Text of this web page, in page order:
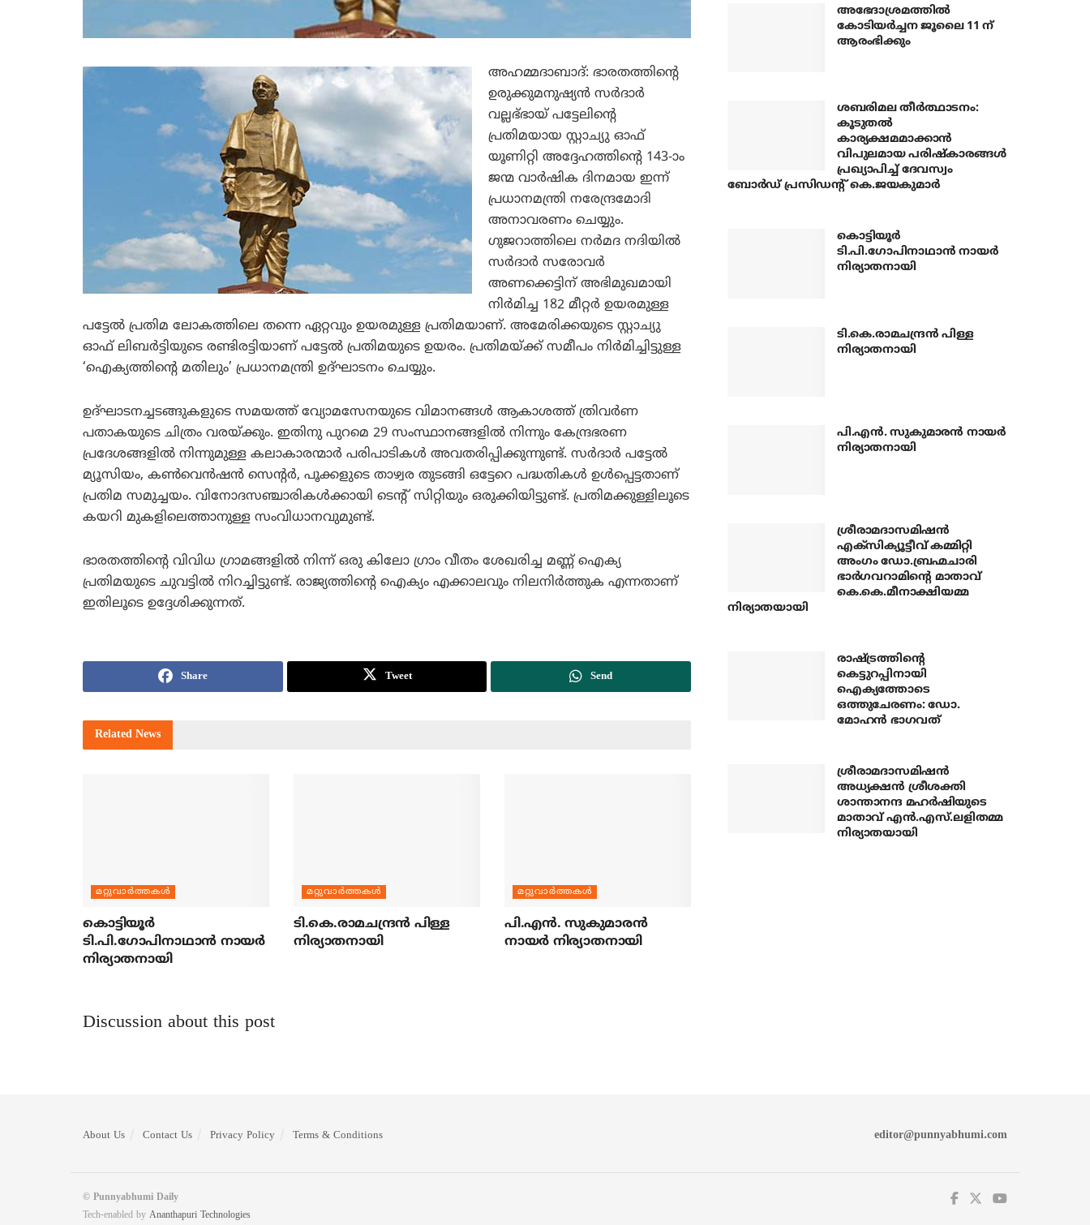
അഹമ്മദാബാദ്: ഭാരതത്തിന്റെ
ഉരുക്കുമനുഷ്യന്‍ സര്‍ദാര്‍
വല്ലഭ്ഭായ് പട്ടേലിന്റെ
പ്രതിമയായ സ്റ്റാച്യു ഓഫ്
യൂണിറ്റി അദ്ദേഹത്തിന്റെ 143-ാം
ജന്മ വാര്‍ഷിക ദിനമായ ഇന്ന്
പ്രധാനമന്ത്രി നരേന്ദ്രമോദി
അനാവരണം ചെയ്യും.
ഗുജറാത്തിലെ നര്‍മദ നദിയില്‍
സര്‍ദാര്‍ സരോവര്‍
അണക്കെട്ടിന് അഭിമുഖമായി
നിര്‍മിച്ച 182 മീറ്റര്‍ ഉയരമുള്ള
പട്ടേല്‍ പ്രതിമ ലോകത്തിലെ തന്നെ ഏറ്റവും ഉയരമുള്ള പ്രതിമയാണ്. അമേരിക്കയുടെ സ്റ്റാച്യു
ഓഫ് ലിബര്‍ട്ടിയുടെ രണ്ടിരട്ടിയാണ് പട്ടേല്‍ പ്രതിമയുടെ ഉയരം. പ്രതിമയ്ക്ക് സമീപം നിര്‍മിച്ചിട്ടുള്ള
‘ഐക്യത്തിന്റെ മതിലും’ പ്രധാനമന്ത്രി ഉദ്ഘാടനം ചെയ്യും.
ഉദ്ഘാടനച്ചടങ്ങുകളുടെ സമയത്ത് വ്യോമസേനയുടെ വിമാനങ്ങള്‍ ആകാശത്ത് ത്രിവര്‍ണ
പതാകയുടെ ചിത്രം വരയ്ക്കും. ഇതിനു പുറമെ 29 സംസ്ഥാനങ്ങളില്‍ നിന്നും കേന്ദ്രഭരണ
പ്രദേശങ്ങളില്‍ നിന്നുമുള്ള കലാകാരന്മാര്‍ പരിപാടികള്‍ അവതരിപ്പിക്കുന്നുണ്ട്. സര്‍ദാര്‍ പട്ടേല്‍
മ്യൂസിയം, കണ്‍വെന്‍ഷന്‍ സെന്റര്‍, പൂക്കളുടെ താഴ്വര തുടങ്ങി ഒട്ടേറെ പദ്ധതികള്‍ ഉള്‍പ്പെട്ടതാണ്
പ്രതിമ സമുച്ചയം. വിനോദസഞ്ചാരികള്‍ക്കായി ടെന്റ് സിറ്റിയും ഒരുക്കിയിട്ടുണ്ട്. പ്രതിമക്കുള്ളിലൂടെ
കയറി മുകളിലെത്താനുള്ള സംവിധാനവുമുണ്ട്.
ഭാരതത്തിന്റെ വിവിധ ഗ്രാമങ്ങളില്‍ നിന്ന് ഒരു കിലോ ഗ്രാം വീതം ശേഖരിച്ച മണ്ണ് ഐക്യ
പ്രതിമയുടെ ചുവട്ടില്‍ നിറച്ചിട്ടുണ്ട്. രാജ്യത്തിന്റെ ഐക്യം എക്കാലവും നിലനിര്‍ത്തുക എന്നതാണ്
ഇതിലൂടെ ഉദ്ദേശിക്കുന്നത്.
Share Tweet Send
Related News
മറ്റുവാര്‍ത്തകള്‍
കൊട്ടിയൂര്‍
ടി.പി.ഗോപിനാഥാന്‍ നായര്‍
നിര്യാതനായി
മറ്റുവാര്‍ത്തകള്‍
ടി.കെ.രാമചന്ദ്രന്‍ പിള്ള
നിര്യാതനായി
മറ്റുവാര്‍ത്തകള്‍
പി.എന്‍. സുകുമാരന്‍
നായര്‍ നിര്യാതനായി
Discussion about this post
അഭേദാശ്രമത്തില്‍
കോടിയര്‍ച്ചന ജൂലൈ 11 ന്
ആരംഭിക്കും
ശബരിമല തീര്‍ത്ഥാടനം:
കൂടുതല്‍
കാര്യക്ഷമമാക്കാന്‍
വിപുലമായ പരിഷ്‌കാരങ്ങള്‍
പ്രഖ്യാപിച്ച് ദേവസ്വം
ബോര്‍ഡ് പ്രസിഡന്റ് കെ.ജയകുമാര്‍
കൊട്ടിയൂര്‍
ടി.പി.ഗോപിനാഥാന്‍ നായര്‍
നിര്യാതനായി
ടി.കെ.രാമചന്ദ്രന്‍ പിള്ള
നിര്യാതനായി
പി.എന്‍. സുകുമാരന്‍ നായര്‍
നിര്യാതനായി
ശ്രീരാമദാസമിഷന്‍
എക്‌സിക്യൂട്ടീവ് കമ്മിറ്റി
അംഗം ഡോ.ബ്രഹ്മചാരി
ഭാര്‍ഗവറാമിന്റെ മാതാവ്
കെ.കെ.മീനാക്ഷിയമ്മ
നിര്യാതയായി
രാഷ്ട്രത്തിന്റെ
കെട്ടുറപ്പിനായി
ഐക്യത്തോടെ
ഒത്തുചേരണം: ഡോ.
മോഹന്‍ ഭാഗവത്
ശ്രീരാമദാസമിഷന്‍
അധ്യക്ഷന്‍ ശ്രീശക്തി
ശാന്താനന്ദ മഹര്‍ഷിയുടെ
മാതാവ് എന്‍.എസ്.ലളിതമ്മ
നിര്യാതയായി
About Us Contact Us Privacy Policy Terms & Conditions editor@punnyabhumi.com
© Punnyabhumi Daily
Tech-enabled by Ananthapuri Technologies